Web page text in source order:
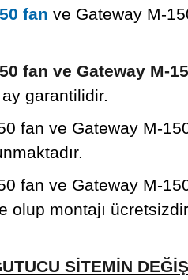
fan ve Gateway M-
fan ve Gateway M-
garantilidir.
fan ve Gateway M-
fan ve Gateway M-
olup montajı
SİTEMİN